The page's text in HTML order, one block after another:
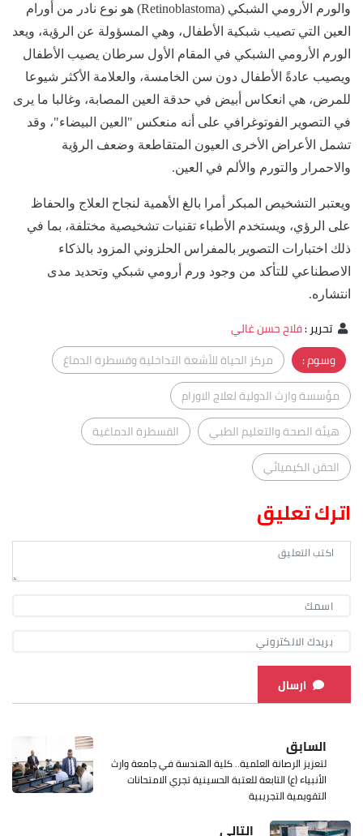
والورم الأرومي الشبكي (Retinoblastoma) هو نوع نادر من أورام
العين التي تصيب شبكية الأطفال، وهي المسؤولة عن الرؤية، ويعد
الورم الأرومي الشبكي في المقام الأول سرطان يصيب الأطفال
ويصيب عادةً الأطفال دون سن الخامسة، والعلامة الأكثر شيوعا
للمرض، هي انعكاس أبيض في حدقة العين المصابة، وغالبا ما يرى
في التصوير الفوتوغرافي على أنه منعكس "العين البيضاء"، وقد
تشمل الأعراض الأخرى العيون المتقاطعة وضعف الرؤية
والاحمرار والتورم والألم في العين.
ويعتبر التشخيص المبكر أمرا بالغ الأهمية لنجاح العلاج والحفاظ
على الرؤي، ويستخدم الأطباء تقنيات تشخيصية مختلفة، بما في
ذلك اختبارات التصوير بالمفراس الحلزوني المزود بالذكاء
الاصطناعي للتأكد من وجود ورم أرومي شبكي وتحديد مدى
انتشاره.
تحرير:فلاح حسن غالي
وسوم :
مركز الحياة للأشعة التداخلية وقسطرة الدماغ
مؤسسة وارث الدولية لعلاج الاورام
هيئة الصحة والتعليم الطبي
القسطرة الدماغية
الحقن الكيميائي
اترك تعليق
ارسال
السابق
لتعزيز الرصانة العلمية.. كلية الهندسة في جامعة وارث
الأنبياء (ع) التابعة للعتبة الحسينية تجري الامتحانات
التقويمية التجريبية
التالي